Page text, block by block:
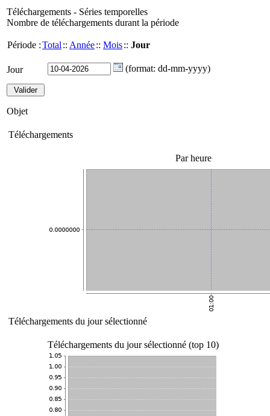
Téléchargements - Séries temporelles
Nombre de téléchargements durant la période
Période :Total :: Année:: Mois:: Jour
Jour (format: dd-mm-yyyy)
Objet
Téléchargements
Par heure
Téléchargements du jour sélectionné
Téléchargements du jour sélectionné (top 10)